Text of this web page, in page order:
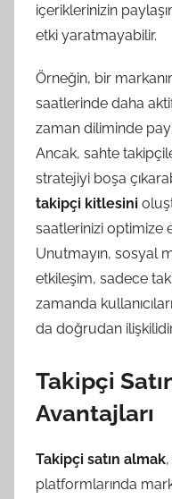
içeriklerinizin
etki yaratmayabilir.
Örneğin, bir
saatlerinde daha
zaman diliminde
Ancak, sahte
stratejiyi boşa
takipçi kitlesini
saatlerinizi optimize
Unutmayın, sosyal
etkileşim, sadece
zamanda
da doğrudan
Takipçi
Avantajları
Takipçi satın almak
platformlarında